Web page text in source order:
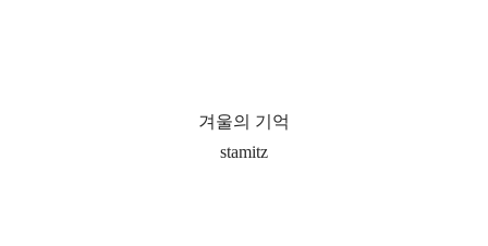
겨울의 기억
stamitz